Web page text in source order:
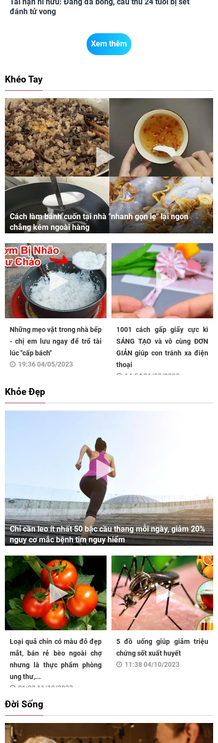
đánh tử vong
Xem thêm
Khéo Tay
Cách làm bánh cuốn tại nhà "nhanh gọn lẹ" lại ngon
chẳng kém ngoài hàng
Những mẹo vặt trong nhà bếp
- chị em lưu ngay để trổ tài
lúc "cấp bách"
19:36 04/05/2023
1001 cách gấp giấy cực kì
SÁNG TẠO và vô cùng ĐƠN
GIẢN giúp con tránh xa điện
thoại
14:54 31/03/2023
Khỏe Đẹp
Chỉ cần leo ít nhất 50 bậc cầu thang mỗi ngày, giảm 20%
nguy cơ mắc bệnh tim nguy hiểm
Loại quả chín có màu đỏ đẹp
mắt, bán rẻ bèo ngoài chợ
nhưng là thực phẩm phòng
ung thư,...
06:03 11/10/2023
5 đồ uống giúp giảm triệu
chứng sốt xuất huyết
11:38 04/10/2023
Đời Sống